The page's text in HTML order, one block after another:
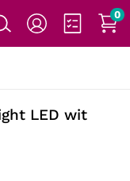
0
LED wit